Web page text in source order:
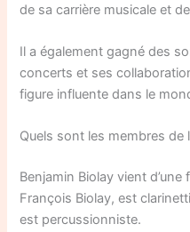
de sa carrière musicale et
Il a également gagné des
concerts et ses
figure influente dans le
Quels sont les membres de
Benjamin Biolay vient
François Biolay, est
est percussionniste.